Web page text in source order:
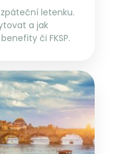
letenku.
a jak
či FKSP.